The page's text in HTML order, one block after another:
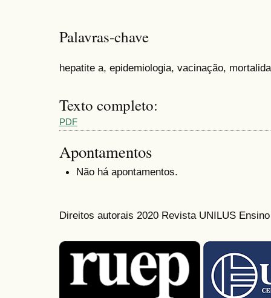
Palavras-chave
hepatite a, epidemiologia, vacinação,
Texto completo:
PDF
Apontamentos
Não há apontamentos.
Direitos autorais 2020 Revista UNILUS